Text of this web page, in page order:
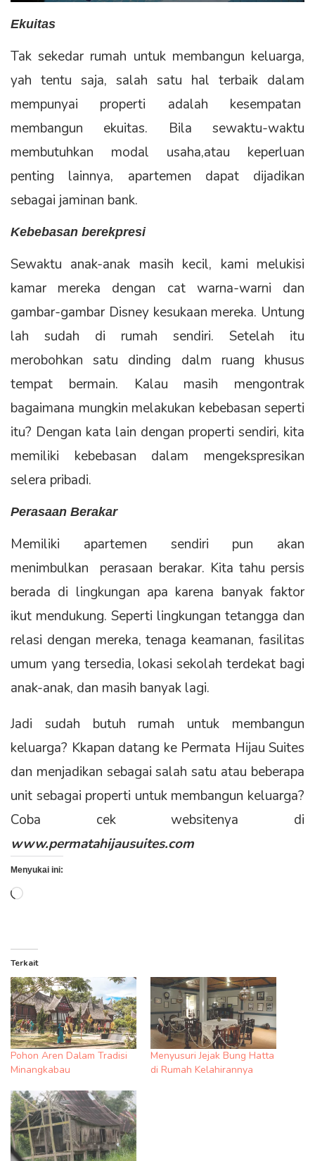
Ekuitas
Tak sekedar rumah untuk membangun keluarga,
yah tentu saja, salah satu hal terbaik dalam
mempunyai properti adalah kesempatan
membangun ekuitas. Bila sewaktu-waktu
membutuhkan modal usaha,atau keperluan
penting lainnya, apartemen dapat dijadikan
sebagai jaminan bank.
Kebebasan berekpresi
Sewaktu anak-anak masih kecil, kami melukisi
kamar mereka dengan cat warna-warni dan
gambar-gambar Disney kesukaan mereka. Untung
lah sudah di rumah sendiri. Setelah itu
merobohkan satu dinding dalm ruang khusus
tempat bermain. Kalau masih mengontrak
bagaimana mungkin melakukan kebebasan seperti
itu? Dengan kata lain dengan properti sendiri, kita
memiliki kebebasan dalam mengekspresikan
selera pribadi.
Perasaan Berakar
Memiliki apartemen sendiri pun akan
menimbulkan perasaan berakar. Kita tahu persis
berada di lingkungan apa karena banyak faktor
ikut mendukung. Seperti lingkungan tetangga dan
relasi dengan mereka, tenaga keamanan, fasilitas
umum yang tersedia, lokasi sekolah terdekat bagi
anak-anak, dan masih banyak lagi.
Jadi sudah butuh rumah untuk membangun
keluarga? Kkapan datang ke Permata Hijau Suites
dan menjadikan sebagai salah satu atau beberapa
unit sebagai properti untuk membangun keluarga?
Coba cek websitenya di
www.permatahijausuites.com
Menyukai ini:
Memuat...
Terkait
Pohon Aren Dalam Tradisi
Minangkabau
Menyusuri Jejak Bung Hatta
di Rumah Kelahirannya